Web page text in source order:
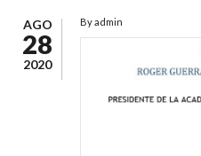
SOLAPAS
AGO
28
2020
By admin